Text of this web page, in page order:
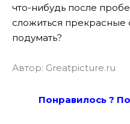
что-нибудь после
сложиться
подумать?
Автор: Greatpicture.ru
Понравилось ?